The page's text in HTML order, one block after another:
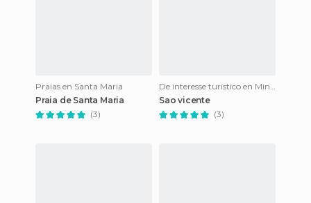
Praias en Santa Maria
Praia de Santa Maria
(3)
De interesse turístico en Mindelo
Sao vicente
(3)